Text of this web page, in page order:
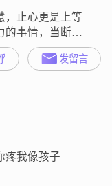
，止心更是上等
的事情，当断；
当舍；心中烦欲
自强自爱自足，
日。
发留言
疼我像孩子